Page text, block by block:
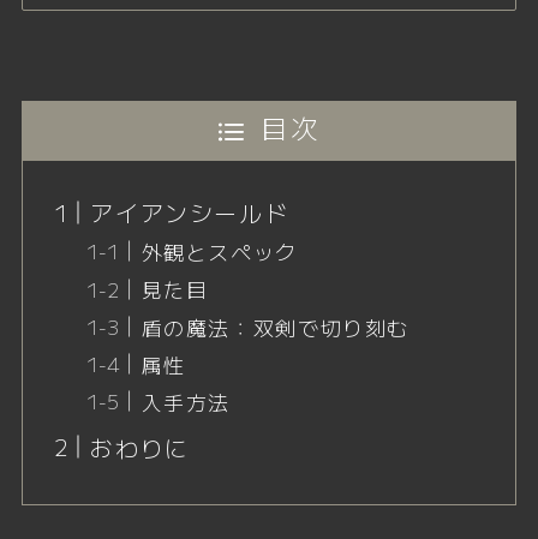
目次
アイアンシールド
外観とスペック
見た目
盾の魔法：双剣で切り刻む
属性
入手方法
おわりに